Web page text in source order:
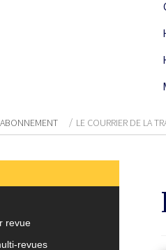
ABONNEMENT LE COURRIER DE LA
revue
revues